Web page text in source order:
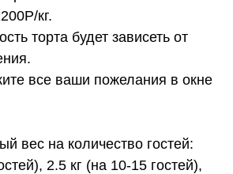
кг.
торта будет зависеть от
все ваши пожелания в окне
вес на количество гостей:
2.5 кг (на 10-15 гостей),